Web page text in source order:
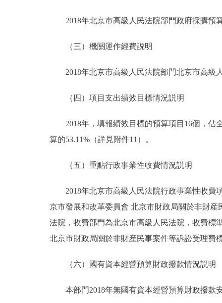
2018年北京市高級人民法院部門政府採購預算
（三）機關運作經費説明
2018年北京市高級人民法院部門北京市高級
（四）項目支出績效目標情況説明
2018年，填報績效目標的預算項目16個，佔全
算的53.11%（詳見附件11）。
（五）重點行政事業性收費情況説明
2018年北京市高級人民法院行政事業性收費
京市發展和改革委員會 北京市財政局關於非財
法院，收費部門為北京市高級人民法院，收費標
北京市財政局關於非財産民事案件等訴訟受理費
（六）國有資本經營預算財政撥款情況説明
本部門2018年無國有資本經營預算財政撥款